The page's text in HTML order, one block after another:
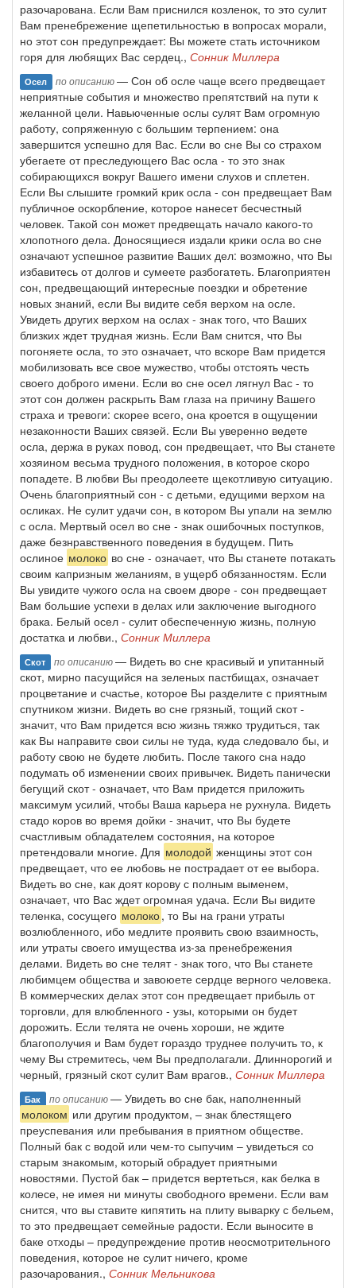
разочарована. Если Вам приснился козленок, то это сулит
Вам пренебрежение щепетильностью в вопросах морали,
но этот сон предупреждает: Вы можете стать источником
горя для любящих Вас сердец., Сонник Миллера
Осел по описанию— Сон об осле чаще всего предвещает
неприятные события и множество препятствий на пути к
желанной цели. Навьюченные ослы сулят Вам огромную
работу, сопряженную с большим терпением: она
завершится успешно для Вас. Если во сне Вы со страхом
убегаете от преследующего Вас осла - то это знак
собирающихся вокруг Вашего имени слухов и сплетен.
Если Вы слышите громкий крик осла - сон предвещает Вам
публичное оскорбление, которое нанесет бесчестный
человек. Такой сон может предвещать начало какого-то
хлопотного дела. Доносящиеся издали крики осла во сне
означают успешное развитие Ваших дел: возможно, что Вы
избавитесь от долгов и сумеете разбогатеть. Благоприятен
сон, предвещающий интересные поездки и обретение
новых знаний, если Вы видите себя верхом на осле.
Увидеть других верхом на ослах - знак того, что Ваших
близких ждет трудная жизнь. Если Вам снится, что Вы
погоняете осла, то это означает, что вскоре Вам придется
мобилизовать все свое мужество, чтобы отстоять честь
своего доброго имени. Если во сне осел лягнул Вас - то
этот сон должен раскрыть Вам глаза на причину Вашего
страха и тревоги: скорее всего, она кроется в ощущении
незаконности Ваших связей. Если Вы уверенно ведете
осла, держа в руках повод, сон предвещает, что Вы станете
хозяином весьма трудного положения, в которое скоро
попадете. В любви Вы преодолеете щекотливую ситуацию.
Очень благоприятный сон - с детьми, едущими верхом на
осликах. Не сулит удачи сон, в котором Вы упали на землю
с осла. Мертвый осел во сне - знак ошибочных поступков,
даже безнравственного поведения в будущем. Пить
ослиное молоко во сне - означает, что Вы станете потакать
своим капризным желаниям, в ущерб обязанностям. Если
Вы увидите чужого осла на своем дворе - сон предвещает
Вам большие успехи в делах или заключение выгодного
брака. Белый осел - сулит обеспеченную жизнь, полную
достатка и любви., Сонник Миллера
Скот по описанию— Видеть во сне красивый и упитанный
скот, мирно пасущийся на зеленых пастбищах, означает
процветание и счастье, которое Вы разделите с приятным
спутником жизни. Видеть во сне грязный, тощий скот -
значит, что Вам придется всю жизнь тяжко трудиться, так
как Вы направите свои силы не туда, куда следовало бы, и
работу свою не будете любить. После такого сна надо
подумать об изменении своих привычек. Видеть панически
бегущий скот - означает, что Вам придется приложить
максимум усилий, чтобы Ваша карьера не рухнула. Видеть
стадо коров во время дойки - значит, что Вы будете
счастливым обладателем состояния, на которое
претендовали многие. Для молодой женщины этот сон
предвещает, что ее любовь не пострадает от ее выбора.
Видеть во сне, как доят корову с полным выменем,
означает, что Вас ждет огромная удача. Если Вы видите
теленка, сосущего молоко, то Вы на грани утраты
возлюбленного, ибо медлите проявить свою взаимность,
или утраты своего имущества из-за пренебрежения
делами. Видеть во сне телят - знак того, что Вы станете
любимцем общества и завоюете сердце верного человека.
В коммерческих делах этот сон предвещает прибыль от
торговли, для влюбленного - узы, которыми он будет
дорожить. Если телята не очень хороши, не ждите
благополучия и Вам будет гораздо труднее получить то, к
чему Вы стремитесь, чем Вы предполагали. Длиннорогий и
черный, грязный скот сулит Вам врагов., Сонник Миллера
Бак по описанию— Увидеть во сне бак, наполненный
молоком или другим продуктом, – знак блестящего
преуспевания или пребывания в приятном обществе.
Полный бак с водой или чем-то сыпучим – увидеться со
старым знакомым, который обрадует приятными
новостями. Пустой бак – придется вертеться, как белка в
колесе, не имея ни минуты свободного времени. Если вам
снится, что вы ставите кипятить на плиту выварку с бельем,
то это предвещает семейные радости. Если выносите в
баке отходы – предупреждение против неосмотрительного
поведения, которое не сулит ничего, кроме
разочарования., Сонник Мельникова